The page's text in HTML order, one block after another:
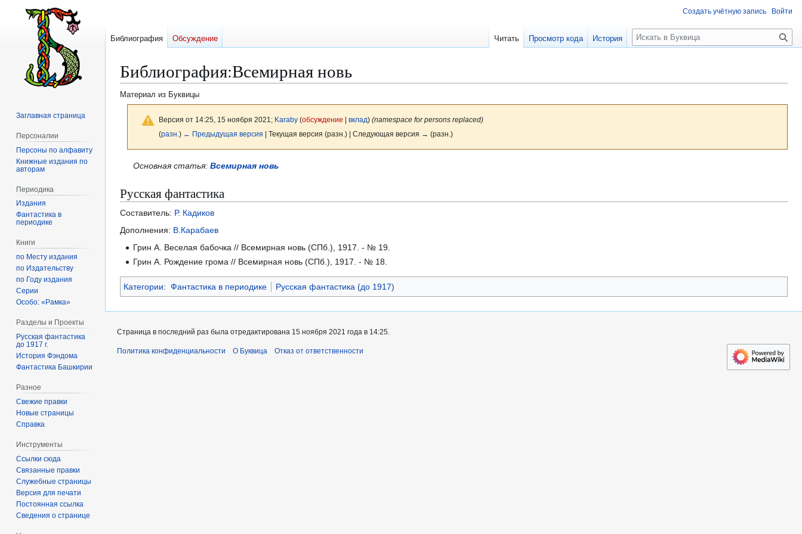
Библиография:Всемирная новь
Материал из Буквицы
Версия от 14:25, 15 ноября 2021; Karaby (обсуждение вклад) (namespace for persons replaced)
(разн. ) ← Предыдущая версия | Текущая версия (разн.) | Следующая версия → (разн.)
Перейти
навигации
Перейти
поиску
Основная статья:Всемирная новь
Русская фантастика
Составитель: Р. Кадиков
Дополнения: В.Карабаев
Грин А. Веселая бабочка // Всемирная новь (СПб.), 1917. - № 19.
Грин А. Рождение грома // Всемирная новь (СПб.), 1917. - № 18.
Категории: Фантастика в периодике Русская фантастика (до 1917)
Создать учётную запись Войти
Библиография Обсуждение Читать Просмотр кода История
П
о
к
Заглавная страница
Персоналии
Персоны по алфавиту
Книжные издания по
авторам
Периодика
Издания
Фантастика в
периодике
Книги
по Месту издания
по Издательству
по Году издания
Серии
Особо: «Рамка»
Разделы и Проекты
Русская фантастика
до 1917 г.
История Фэндома
Фантастика Башкирии
Разное
Свежие правки
Новые страницы
Справка
Инструменты
Ссылки сюда
Связанные правки
Служебные страницы
Версия для печати
Постоянная ссылка
Сведения о странице
Страница в последний раз была отредактирована 15 ноября 2021 года в 14:25.
Политика конфиденциальности О Буквица Отказ от ответственности